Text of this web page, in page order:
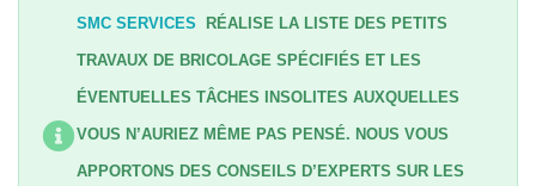
SMC SERVICES RÉALISE LA LISTE DES PETITS
TRAVAUX DE BRICOLAGE SPÉCIFIÉS ET LES
ÉVENTUELLES TÂCHES INSOLITES AUXQUELLES
VOUS N’AURIEZ MÊME PAS PENSÉ. NOUS VOUS
APPORTONS DES CONSEILS D’EXPERTS SUR LES